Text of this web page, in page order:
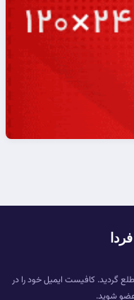
گردید. کافیست ایمیل خود را در
عضو شوید.